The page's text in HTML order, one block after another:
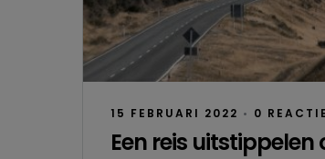
15 FEBRUARI 2022 • 0 REACTIE
Een reis